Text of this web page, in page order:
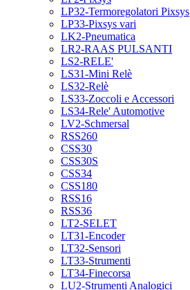
LP32-Termoregolatori Pixsys
LP33-Pixsys vari
LK2-Pneumatica
LR2-RAAS PULSANTI
LS2-RELE'
LS31-Mini Relè
LS32-Relè
LS33-Zoccoli e Accessori
LS34-Rele' Automotive
LV2-Schmersal
RSS260
CSS30
CSS30S
CSS34
CSS180
RSS16
RSS36
LT2-SELET
LT31-Encoder
LT32-Sensori
LT33-Strumenti
LT34-Finecorsa
LU2-Strumenti Analogici